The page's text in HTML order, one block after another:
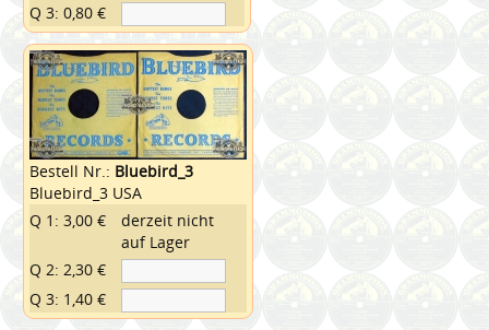
Q 3: 0,80 €
Bestell Nr.: Bluebird_3
Bluebird_3 USA
Q 1: 3,00 €
derzeit nicht
auf Lager
Q 2: 2,30 €
Q 3: 1,40 €